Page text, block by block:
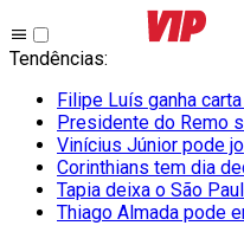
Tendências:
Filipe Luís ganha carta
Presidente do Remo
Vinícius Júnior pode
Corinthians tem dia
Tapia deixa o São
Thiago Almada pode